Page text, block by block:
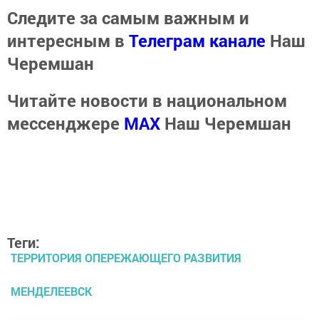
Следите за самым важным и
интересным в Телеграм канале Наш
Черемшан
Читайте новости в национальном
мессенджере MАХ Наш Черемшан
Теги:
ТЕРРИТОРИЯ ОПЕРЕЖАЮЩЕГО РАЗВИТИЯ
МЕНДЕЛЕЕВСК